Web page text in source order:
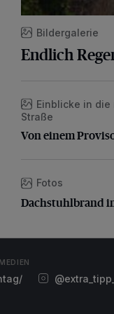
Bildergalerie
Endlich
Von einem
Einblicke in
Straße
Von einem
Dachstuhlbrand im
Fotos
Dachstuhlbrand